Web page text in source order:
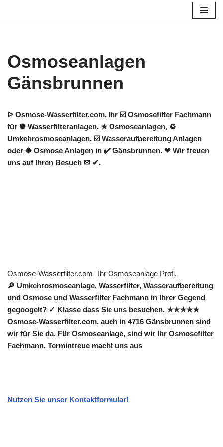
Osmoseanlagen
Gänsbrunnen
ᐅ Osmose-Wasserfilter.com, Ihr ☑️ Osmosefilter Fachmann
für ✺ Wasserfilteranlagen, ★ Osmoseanlagen, ♻
Umkehrosmoseanlagen, ☑️ Wasseraufbereitung Anlagen
oder ✹ Osmose Anlagen in ✔️ Gänsbrunnen. ❤ Wir freuen
uns auf Ihren Besuch ✉ ✔.
Osmose-Wasserfilter.com
Ihr Osmoseanlage Profi.
🔎 Umkehrosmoseanlage, Wasserfilter, Wasseraufbereitung
und Osmose und Wasserfilter Fachmann in Ihrer Gegend
gegoogelt? ✓ Klasse dass Sie uns besuchen. ★★★★★
Osmose-Wasserfilter.com, auch in 4716 Gänsbrunnen sind
wir für Sie da. Für Osmoseanlage, sind wir Ihr Osmosefilter
Fachmann. Termintreue macht uns aus
Nutzen Sie unser Kontaktformular!